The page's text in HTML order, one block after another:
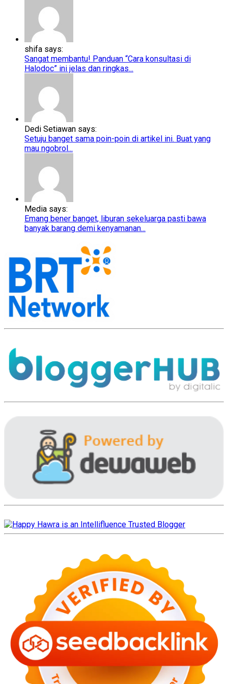
shifa says:
Sangat membantu! Panduan “Cara konsultasi di
Halodoc” ini jelas dan ringkas...
Dedi Setiawan says:
Setuju banget sama poin-poin di artikel ini. Buat yang
mau ngobrol...
Media says:
Emang bener banget, liburan sekeluarga pasti bawa
banyak barang demi kenyamanan...